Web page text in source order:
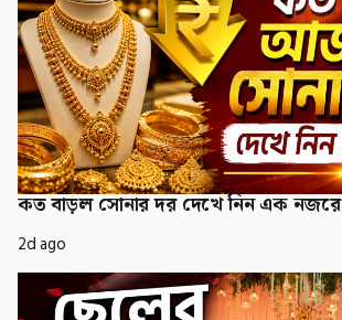
কত বাড়ল সোনার দর দেখে নিন এক নজরে
2d ago